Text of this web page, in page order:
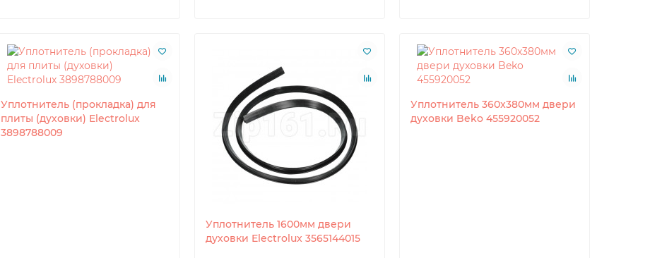
Уплотнитель (прокладка) для
плиты (духовки) Electrolux
3898788009
Уплотнитель 1600мм двери
духовки Electrolux 3565144015
Уплотнитель 360x380мм двери
духовки Beko 455920052